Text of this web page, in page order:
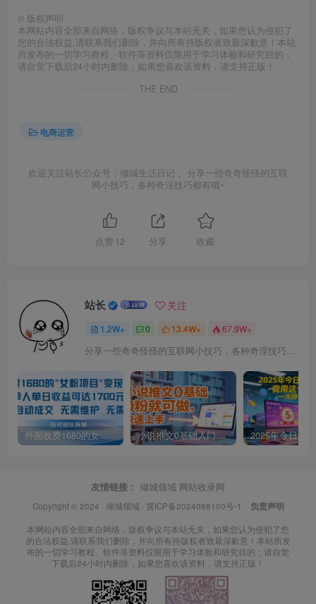
© 版权声明
本网站内容全部来自网络，版权争议与本站无关，如果您认为侵犯了
您的合法权益,请联系我们删除，并向所有持版权者致最深歉意！本站
所发布的一切学习教程、软件等资料仅限用于学习体验和研究目的；
请自觉下载后24小时内删除，如果您喜欢该资料，请支持正版！
THE END
电商运营
欢迎关注站长公众号：倾城生活日记 。分享一些奇奇怪怪的互联
网小技巧，各种奇淫技巧都有哦~
点赞 12 分享 收藏
站长 关注
1.2W+ 0 13.4W+ 67.9W+
分享一些奇奇怪怪的互联网小技巧，各种奇淫技巧都在本站。
外面收费1680的女粉项目变现，单人单日收益可达1.7k，全自动成交无需维护 小说推文0基础入门教程，0粉就可做，快速上手
友情链接： 倾城领域 网站收录网
Copyright © 2024 · 倾城领域 · 冀ICP备2024088100号-1 · 负责声明
本网站内容全部来自网络，版权争议与本站无关，如果您认为侵犯了您
的合法权益,请联系我们删除，并向所有持版权者致最深歉意！本站所发
布的一切学习教程、软件等资料仅限用于学习体验和研究目的；请自觉
下载后24小时内删除，如果您喜欢该资料，请支持正版！